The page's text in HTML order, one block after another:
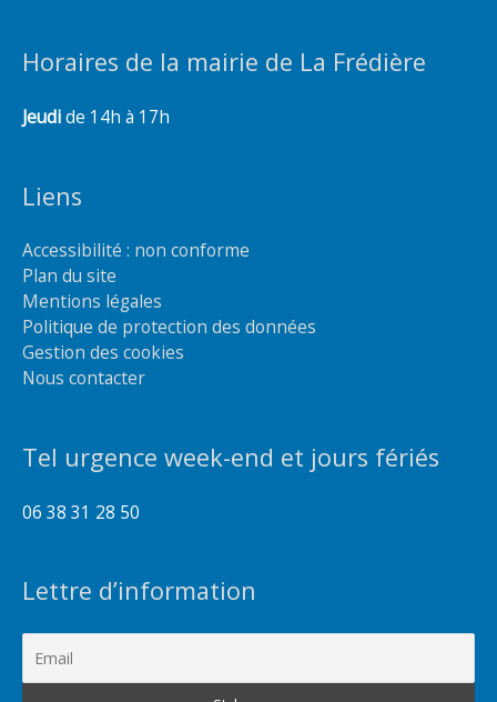
Horaires de la mairie de La Frédière
Jeudide 14h à 17h
Liens
Accessibilité : non conforme
Plan du site
Mentions légales
Politique de protection des données
Gestion des cookies
Nous contacter
Tel urgence week-end et jours fériés
06 38 31 28 50
Lettre d’information